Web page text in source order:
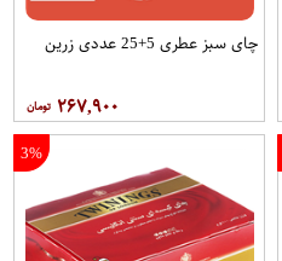
چای سبز عطری 5+25 عددی زرین
۲۶۷,۹۰۰
3%